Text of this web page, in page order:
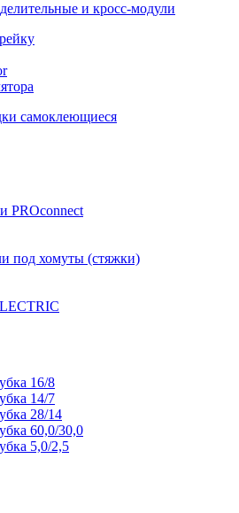
и кросс-модули
самоклеющиеся
PROconnect
под хомуты (стяжки)
16/8
14/7
28/14
60,0/30,0
5,0/2,5